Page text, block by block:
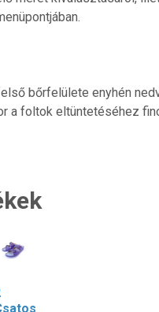
bőrfelülete enyhén
a foltok eltüntetéséhez